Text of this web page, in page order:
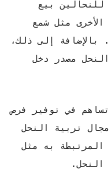
للنحالين بيع
مثل شمع
بالإضافة إلى ذلك،
مصدر دخل
في توفير فرص
تربية النحل
المرتبطة به مثل
النحل.